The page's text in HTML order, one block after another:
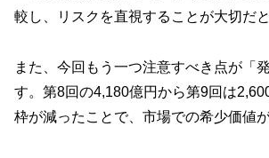
較し、リスクを直視することが大切だ
また、今回もう一つ注意すべき点が「
す。第8回の4,180億円から第9回は
枠が減ったことで、市場での希少価値